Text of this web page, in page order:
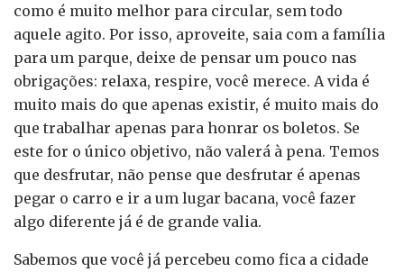
como é muito melhor para circular, sem todo
aquele agito. Por isso, aproveite, saia com a família
para um parque, deixe de pensar um pouco nas
obrigações: relaxa, respire, você merece. A vida é
muito mais do que apenas existir, é muito mais do
que trabalhar apenas para honrar os boletos. Se
este for o único objetivo, não valerá à pena. Temos
que desfrutar, não pense que desfrutar é apenas
pegar o carro e ir a um lugar bacana, você fazer
algo diferente já é de grande valia.
Sabemos que você já percebeu como fica a cidade